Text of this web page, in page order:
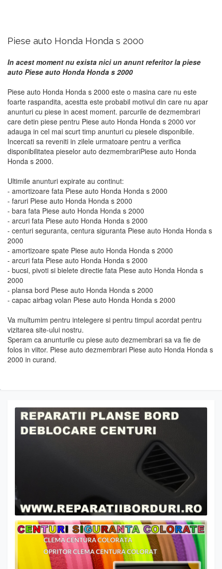
Piese auto Honda Honda s 2000
In acest moment nu exista nici un anunt referitor la piese
auto Piese auto Honda Honda s 2000
Piese auto Honda Honda s 2000 este o masina care nu este
foarte raspandita, acestta este probabil motivul din care nu apar
anunturi cu piese in acest moment. parcurile de dezmembrari
care detin piese pentru Piese auto Honda Honda s 2000 vor
adauga in cel mai scurt timp anunturi cu piesele disponibile.
Incercati sa reveniti in zilele urmatoare pentru a verifica
disponibilitatea pieselor auto dezmembrariPiese auto Honda
Honda s 2000.
Ultimile anunturi expirate au continut:
- amortizoare fata Piese auto Honda Honda s 2000
- faruri Piese auto Honda Honda s 2000
- bara fata Piese auto Honda Honda s 2000
- arcuri fata Piese auto Honda Honda s 2000
- centuri seguranta, centura siguranta Piese auto Honda Honda s
2000
- amortizoare spate Piese auto Honda Honda s 2000
- arcuri fata Piese auto Honda Honda s 2000
- bucsi, pivoti si bielete directie fata Piese auto Honda Honda s
2000
- plansa bord Piese auto Honda Honda s 2000
- capac airbag volan Piese auto Honda Honda s 2000
Va multumim pentru intelegere si pentru timpul acordat pentru
vizitarea site-ului nostru.
Speram ca anunturile cu piese auto dezmembrari sa va fie de
folos in viitor. Piese auto dezmembrari Piese auto Honda Honda s
2000 in curand.